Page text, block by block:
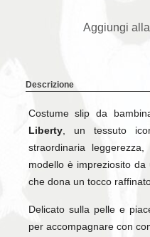
Aggiungi
Descrizione
Costume slip da
Liberty, un tessuto
straordinaria
modello è impreziosito
che dona un tocco
Delicato sulla pelle e
per accompagnare con